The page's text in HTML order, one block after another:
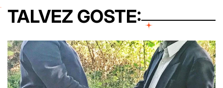
TALVEZ GOSTE: